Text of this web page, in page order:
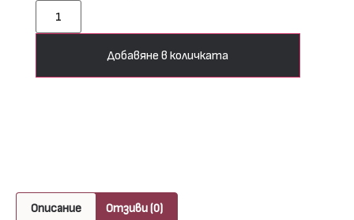
Добавяне в количката
Описание Отзиви (0)